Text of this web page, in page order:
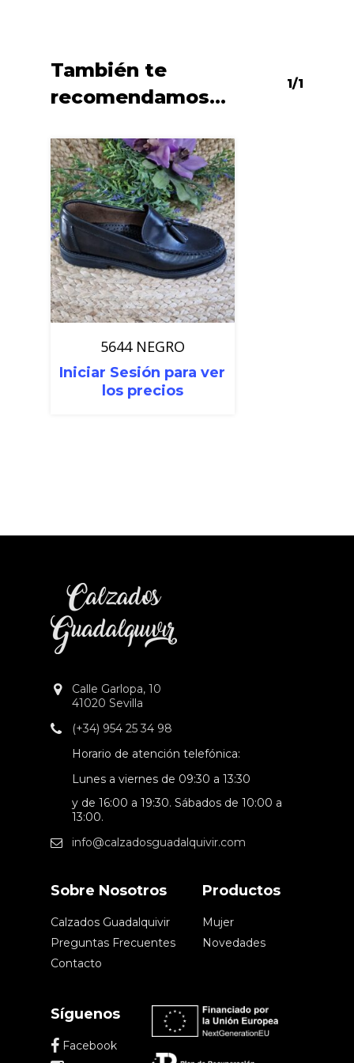
También te
recomendamos…
1/1
5644 NEGRO
Iniciar Sesión para ver
los precios
Calle Garlopa, 10
41020 Sevilla
(+34) 954 25 34 98
Horario de atención telefónica:
Lunes a viernes de 09:30 a 13:30
y de 16:00 a 19:30. Sábados de 10:00 a
13:00.
info@calzadosguadalquivir.com
Sobre Nosotros
Calzados Guadalquivir
Preguntas Frecuentes
Contacto
Productos
Mujer
Novedades
Síguenos
Facebook